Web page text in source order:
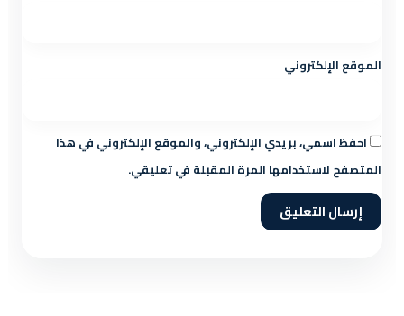
الموقع الإلكتروني
احفظ اسمي، بريدي الإلكتروني، والموقع الإلكتروني في هذا
المتصفح لاستخدامها المرة المقبلة في تعليقي.